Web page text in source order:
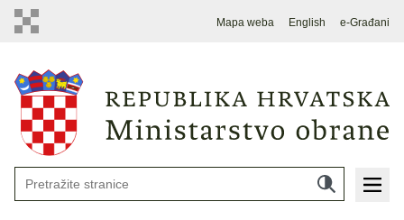
Mapa weba English e-Građani